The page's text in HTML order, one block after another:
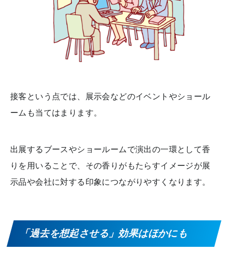
接客という点では、展示会などのイベントやショール
ームも当てはまります。
出展するブースやショールームで演出の一環として香
りを用いることで、その香りがもたらすイメージが展
示品や会社に対する印象につながりやすくなります。
「過去を想起させる」効果はほかにも